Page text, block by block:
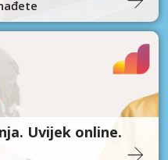
Uvijek online.